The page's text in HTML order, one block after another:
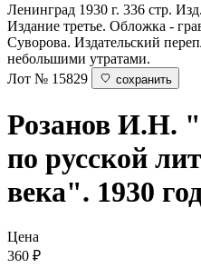
Ленинград 1930 г. 336 стр.
Издание третье. Обложка -
Суворова. Издательский
небольшими утратами.
Лот № 15829
сохранить
Розанов И.Н.
по русской
века". 1930
Цена
360 ₽